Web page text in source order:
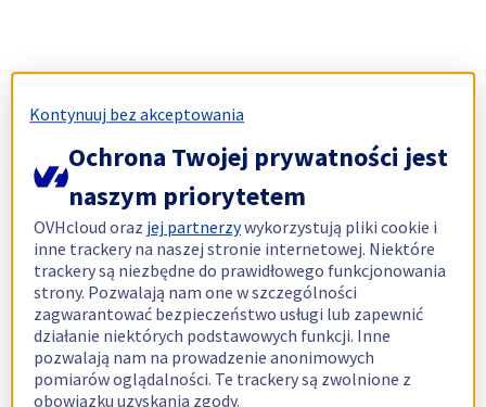
Kontynuuj bez akceptowania
Ochrona Twojej prywatności jest
naszym priorytetem
OVHcloud oraz jej partnerzywykorzystują pliki cookie i
inne trackery na naszej stronie internetowej. Niektóre
trackery są niezbędne do prawidłowego funkcjonowania
strony. Pozwalają nam one w szczególności
zagwarantować bezpieczeństwo usługi lub zapewnić
działanie niektórych podstawowych funkcji. Inne
pozwalają nam na prowadzenie anonimowych
pomiarów oglądalności. Te trackery są zwolnione z
obowiązku uzyskania zgody.